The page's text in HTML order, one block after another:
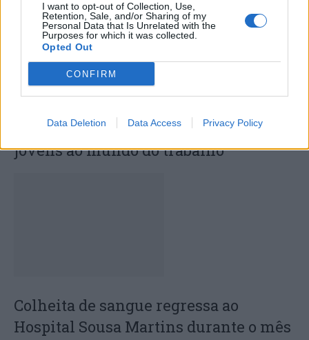
I want to opt-out of Collection, Use,
Retention, Sale, and/or Sharing of my
Personal Data that Is Unrelated with the
Purposes for which it was collected.
Opted Out
CONFIRM
Data Deletion Data Access Privacy Policy
Capacita Jovem de Poiares aproxima
jovens ao mundo do trabalho
Colheita de sangue regressa ao
Hospital Sousa Martins durante o mês